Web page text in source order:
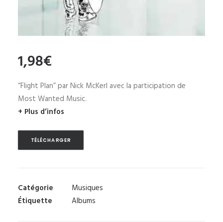
1,98€
“Flight Plan” par Nick McKerl avec la participation de
Most Wanted Music.
+ Plus d’infos
TÉLÉCHARGER
Catégorie
Musiques
Étiquette
Albums